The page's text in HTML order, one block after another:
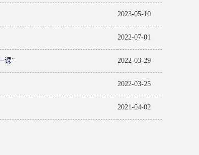
2023-05-10
2022-07-01
课” 2022-03-29
2022-03-25
2021-04-02